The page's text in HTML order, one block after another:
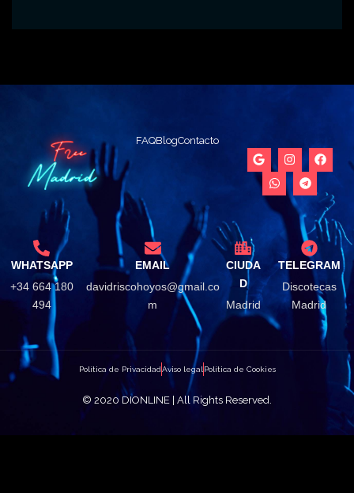
FAQBlogContacto
WHATSAPP
+34 664 180
494
EMAIL
davidriscohoyos@gmail.co
m
CIUDA
D
Madrid
TELEGRAM
Discotecas
Madrid
Política de PrivacidadAviso legal Política de Cookies
© 2020 DIONLINE | All Rights Reserved.